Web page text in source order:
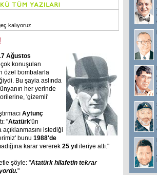
kalıyoruz
Ağustos
konuşulan
özel bombalarla
Bu şayia aslında
her yerinde
'gizemli'
Aytunç
"Atatürk'ün
açıklanmasını istediği
bunu 1988'de
karar vererek 25 yıl ileriye attı."
şöyle: "Atatürk hilafetin tekrar
"